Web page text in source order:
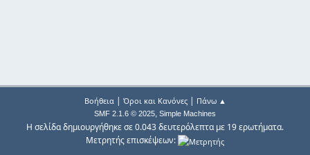
Βοήθεια| Όροι και Κανόνες| Πάνω ▲
SMF 2.1.6 © 2025, Simple Machines
Η σελίδα δημιουργήθηκε σε 0.043 δευτερόλεπτα με 19 ερωτήματα.
Μετρητής επισκέψεων: